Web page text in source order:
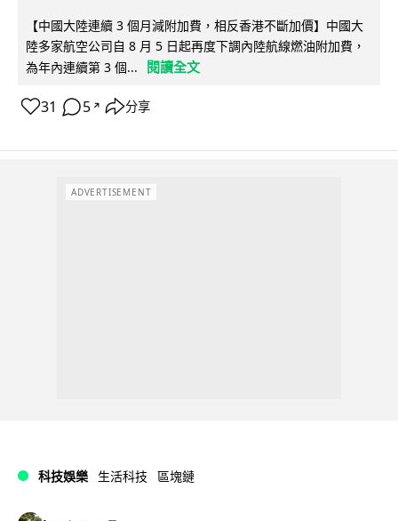
【中國大陸連續 3 個月減附加費，相反香港不斷加價】中國大
陸多家航空公司自 8 月 5 日起再度下調內陸航線燃油附加費，
為年內連續第 3 個...
閱讀全文
31 5 ↗ 分享
ADVERTISEMENT
科技娛樂 生活科技 區塊鏈